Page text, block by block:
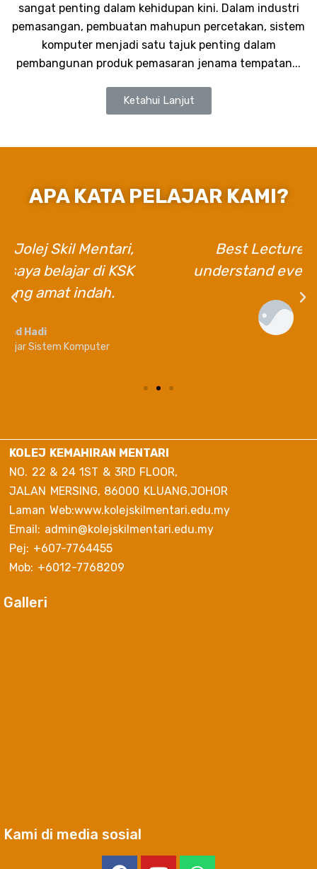
sangat penting dalam kehidupan kini. Dalam industri
pemasangan, pembuatan mahupun percetakan, sistem
komputer menjadi satu tajuk penting dalam
pembangunan produk pemasaran jenama tempatan...
Ketahui Lanjut
APA KATA PELAJAR KAMI?
Best Lecturers. They helped us
understand everything very patiently.
KOLEJ KEMAHIRAN MENTARI
NO. 22 & 24 1ST & 3RD FLOOR,
JALAN MERSING, 86000 KLUANG,JOHOR
Laman Web:www.kolejskilmentari.edu.my
Email: admin@kolejskilmentari.edu.my
Pej: +607-7764455
Mob: +6012-7768209
Galleri
Kami di media sosial